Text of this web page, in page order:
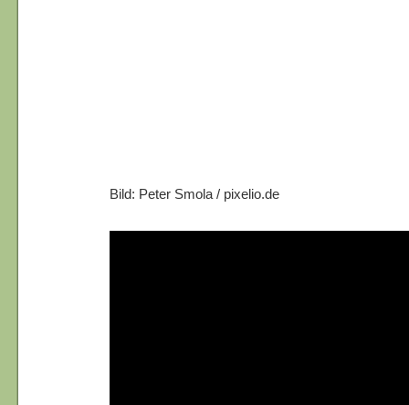
Bild: Peter Smola / pixelio.de